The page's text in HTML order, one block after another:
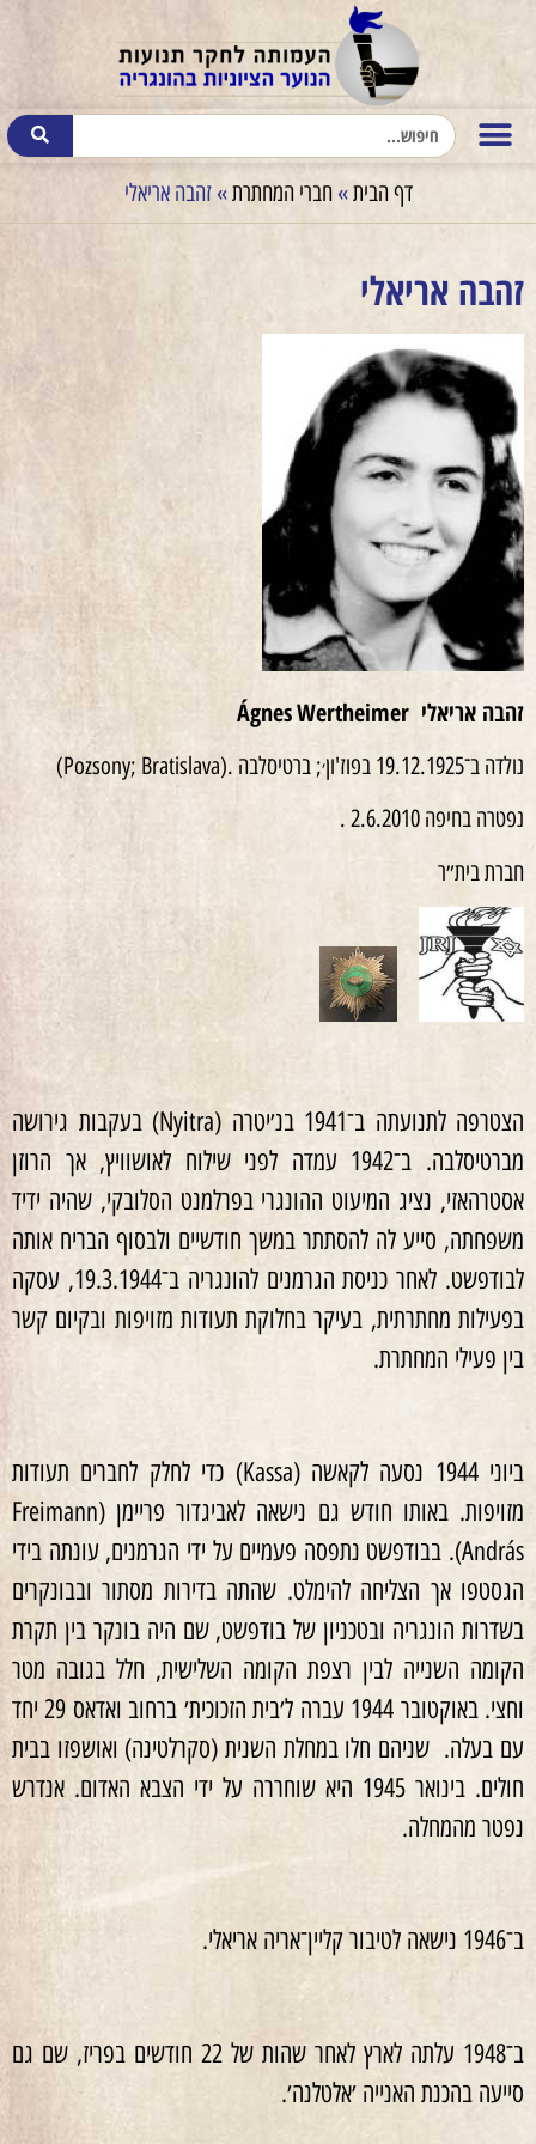
דף הבית» חברי המחתרת»זהבה אריאלי
זהבה אריאלי
זהבה אריאלי ÁgnesWertheimer
נולדה ב־19.12.1925 בפוז'ון ,; ברטיסלבה .(Pozsony; Bratislava)
נפטרה בחיפה 2.6.2010 .
חברת בית״ר
הצטרפה לתנועתה ב־1941 בנ׳יטרה (Nyitra) בעקבות גירושה
מברטיסלבה. ב־1942 עמדה לפני שילוח לאושוויץ, אך הרוזן
אסטרהאזי, נציג המיעוט ההונגרי בפרלמנט הסלובקי, שהיה ידיד
משפחתה, סייע לה להסתתר במשך חודשיים ולבסוף הבריח אותה
לבודפשט. לאחר כניסת הגרמנים להונגריה ב־19.3.1944, עסקה
בפעילות מחתרתית, בעיקר בחלוקת תעודות מזויפות ובקיום קשר
בין פעילי המחתרת.
ביוני 1944 נסעה לקאשה (Kassa) כדי לחלק לחברים תעודות
מזויפות. באותו חודש גם נישאה לאביגדור פריימן (Freimann
András). בבודפשט נתפסה פעמיים על ידי הגרמנים, עונתה בידי
הגסטפו אך הצליחה להימלט. שהתה בדירות מסתור ובבונקרים
בשדרות הונגריה ובטכניון של בודפשט, שם היה בונקר בין תקרת
הקומה השנייה לבין רצפת הקומה השלישית, חלל בגובה מטר
וחצי. באוקטובר 1944 עברה ל׳בית הזכוכית׳ ברחוב ואדאס 29 יחד
עם בעלה. שניהם חלו במחלת השנית (סקרלטינה) ואושפזו בבית
חולים. בינואר 1945 היא שוחררה על ידי הצבא האדום. אנדרש
נפטר מהמחלה.
ב־1946 נישאה לטיבור קליין־אריה אריאלי.
ב־1948 עלתה לארץ לאחר שהות של 22 חודשים בפריז, שם גם
סייעה בהכנת האנייה ׳אלטלנה׳.